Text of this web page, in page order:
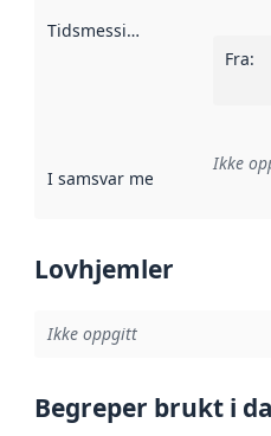
Tidsmessig avgrensning
Fra:
I samsvar med Referanse
Ikke
Lovhjemler
Ikke oppgitt
Begreper brukt i